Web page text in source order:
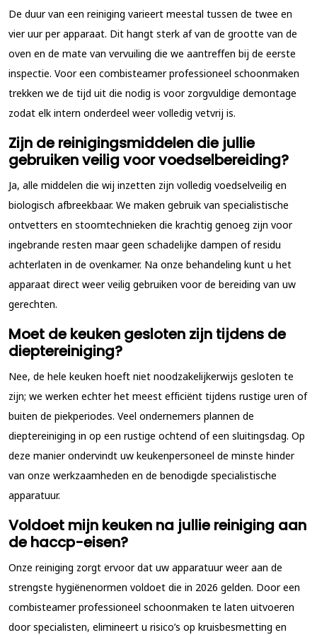
De duur van een reiniging varieert meestal tussen de twee en
vier uur per apparaat. Dit hangt sterk af van de grootte van de
oven en de mate van vervuiling die we aantreffen bij de eerste
inspectie. Voor een combisteamer professioneel schoonmaken
trekken we de tijd uit die nodig is voor zorgvuldige demontage
zodat elk intern onderdeel weer volledig vetvrij is.
Zijn de reinigingsmiddelen die jullie
gebruiken veilig voor voedselbereiding?
Ja, alle middelen die wij inzetten zijn volledig voedselveilig en
biologisch afbreekbaar. We maken gebruik van specialistische
ontvetters en stoomtechnieken die krachtig genoeg zijn voor
ingebrande resten maar geen schadelijke dampen of residu
achterlaten in de ovenkamer. Na onze behandeling kunt u het
apparaat direct weer veilig gebruiken voor de bereiding van uw
gerechten.
Moet de keuken gesloten zijn tijdens de
dieptereiniging?
Nee, de hele keuken hoeft niet noodzakelijkerwijs gesloten te
zijn; we werken echter het meest efficiënt tijdens rustige uren of
buiten de piekperiodes. Veel ondernemers plannen de
dieptereiniging in op een rustige ochtend of een sluitingsdag. Op
deze manier ondervindt uw keukenpersoneel de minste hinder
van onze werkzaamheden en de benodigde specialistische
apparatuur.
Voldoet mijn keuken na jullie reiniging aan
de haccp-eisen?
Onze reiniging zorgt ervoor dat uw apparatuur weer aan de
strengste hygiënenormen voldoet die in 2026 gelden. Door een
combisteamer professioneel schoonmaken te laten uitvoeren
door specialisten, elimineert u risico’s op kruisbesmetting en